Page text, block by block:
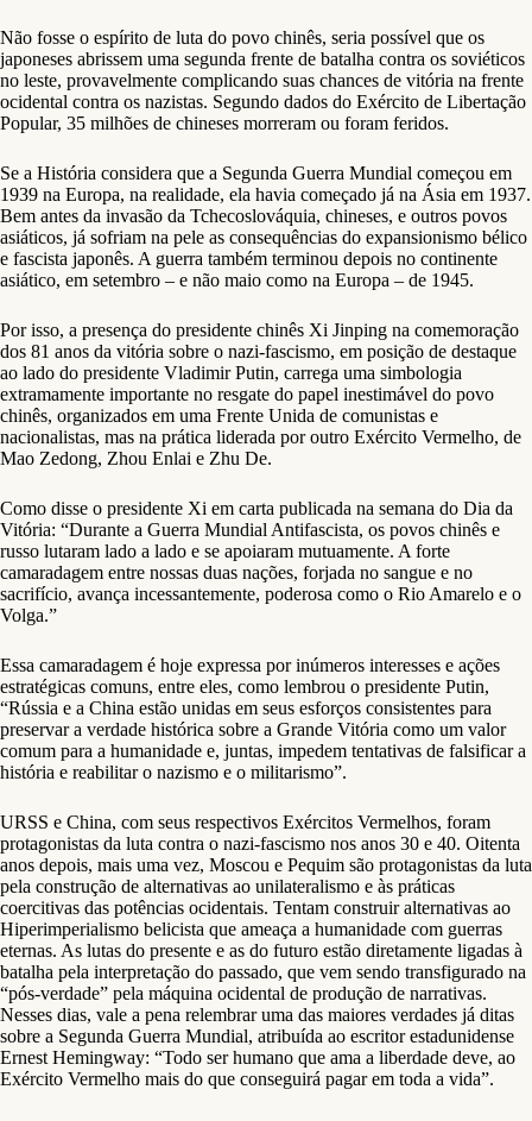
Não fosse o espírito de luta do povo chinês, seria possível que os
japoneses abrissem uma segunda frente de batalha contra os soviéticos
no leste, provavelmente complicando suas chances de vitória na frente
ocidental contra os nazistas. Segundo dados do Exército de Libertação
Popular, 35 milhões de chineses morreram ou foram feridos.
Se a História considera que a Segunda Guerra Mundial começou em
1939 na Europa, na realidade, ela havia começado já na Ásia em 1937.
Bem antes da invasão da Tchecoslováquia, chineses, e outros povos
asiáticos, já sofriam na pele as consequências do expansionismo bélico
e fascista japonês. A guerra também terminou depois no continente
asiático, em setembro – e não maio como na Europa – de 1945.
Por isso, a presença do presidente chinês Xi Jinping na comemoração
dos 81 anos da vitória sobre o nazi-fascismo, em posição de destaque
ao lado do presidente Vladimir Putin, carrega uma simbologia
extramamente importante no resgate do papel inestimável do povo
chinês, organizados em uma Frente Unida de comunistas e
nacionalistas, mas na prática liderada por outro Exército Vermelho, de
Mao Zedong, Zhou Enlai e Zhu De.
Como disse o presidente Xi em carta publicada na semana do Dia da
Vitória: “Durante a Guerra Mundial Antifascista, os povos chinês e
russo lutaram lado a lado e se apoiaram mutuamente. A forte
camaradagem entre nossas duas nações, forjada no sangue e no
sacrifício, avança incessantemente, poderosa como o Rio Amarelo e o
Volga.”
Essa camaradagem é hoje expressa por inúmeros interesses e ações
estratégicas comuns, entre eles, como lembrou o presidente Putin,
“Rússia e a China estão unidas em seus esforços consistentes para
preservar a verdade histórica sobre a Grande Vitória como um valor
comum para a humanidade e, juntas, impedem tentativas de falsificar a
história e reabilitar o nazismo e o militarismo”.
URSS e China, com seus respectivos Exércitos Vermelhos, foram
protagonistas da luta contra o nazi-fascismo nos anos 30 e 40. Oitenta
anos depois, mais uma vez, Moscou e Pequim são protagonistas da luta
pela construção de alternativas ao unilateralismo e às práticas
coercitivas das potências ocidentais. Tentam construir alternativas ao
Hiperimperialismo belicista que ameaça a humanidade com guerras
eternas. As lutas do presente e as do futuro estão diretamente ligadas à
batalha pela interpretação do passado, que vem sendo transfigurado na
“pós-verdade” pela máquina ocidental de produção de narrativas.
Nesses dias, vale a pena relembrar uma das maiores verdades já ditas
sobre a Segunda Guerra Mundial, atribuída ao escritor estadunidense
Ernest Hemingway: “Todo ser humano que ama a liberdade deve, ao
Exército Vermelho mais do que conseguirá pagar em toda a vida”.